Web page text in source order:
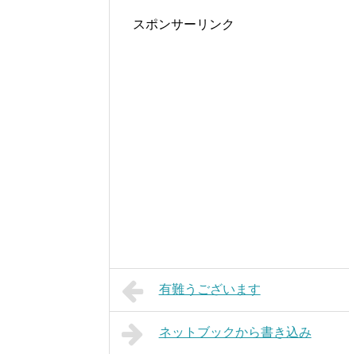
スポンサーリンク
有難うございます
ネットブックから書き込み